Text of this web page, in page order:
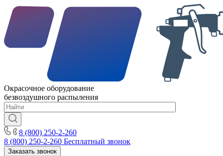
Окрасочное оборудование
безвоздушного распыления
8 (800) 250-2-260
8 (800) 250-2-260 Бесплатный звонок
Заказать звонок